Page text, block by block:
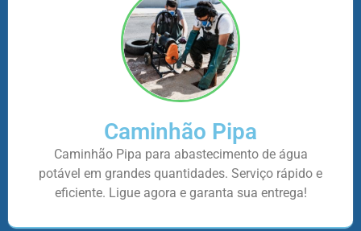
Caminhão Pipa
Caminhão Pipa para abastecimento de água
potável em grandes quantidades. Serviço rápido e
eficiente. Ligue agora e garanta sua entrega!